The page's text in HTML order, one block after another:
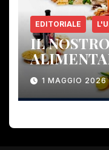
EDITORIALE
IL
1 MAGGIO 2026